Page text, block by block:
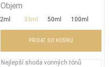
Objem
2ml 33ml 50ml 100ml
PŘIDAT DO KOŠÍKU
Nejlepší shoda vonných tónů